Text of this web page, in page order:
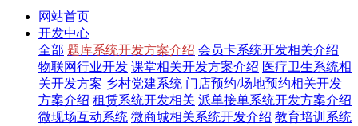
网站首页
开发中心
全部 题库系统开发方案介绍 会员卡系统开发相关介绍
物联网行业开发 课堂相关开发方案介绍 医疗卫生系统相
关开发方案 乡村党建系统 门店预约/场地预约相关开发
方案介绍 租赁系统开发相关 派单接单系统开发方案介绍
微现场互动系统 微商城相关系统开发介绍 教育培训系统